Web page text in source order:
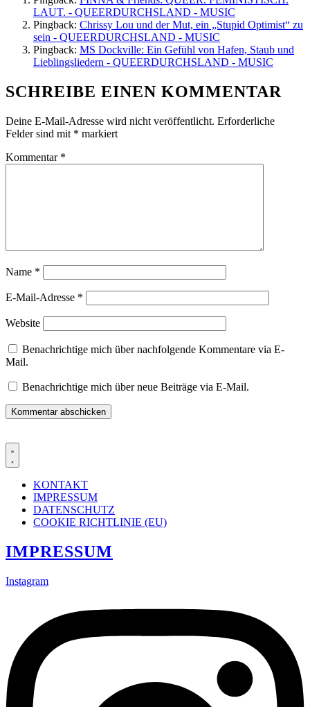
LAUT. - QUEERDURCHSLAND - MUSIC
Pingback: Chrissy Lou und der Mut, ein „Stupid Optimist“ zu
sein - QUEERDURCHSLAND - MUSIC
Pingback: MS Dockville: Ein Gefühl von Hafen, Staub und
Lieblingsliedern - QUEERDURCHSLAND - MUSIC
SCHREIBE EINEN KOMMENTAR
Deine E-Mail-Adresse wird nicht veröffentlicht. Erforderliche
Felder sind mit * markiert
Kommentar *
Name *
E-Mail-Adresse *
Website
Benachrichtige mich über nachfolgende Kommentare via E-
Mail.
Benachrichtige mich über neue Beiträge via E-Mail.
KONTAKT
IMPRESSUM
DATENSCHUTZ
COOKIE RICHTLINIE (EU)
IMPRESSUM
Instagram